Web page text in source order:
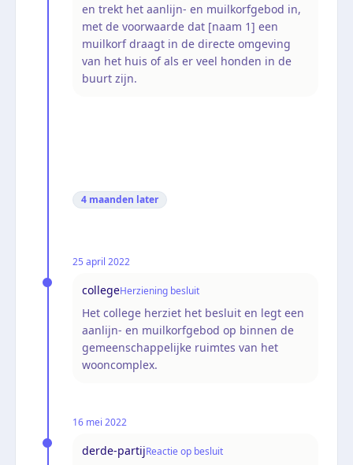
en trekt het aanlijn- en muilkorfgebod in,
met de voorwaarde dat [naam 1] een
muilkorf draagt in de directe omgeving
van het huis of als er veel honden in de
buurt zijn.
4 maanden later
25 april 2022
collegeHerziening besluit
Het college herziet het besluit en legt een
aanlijn- en muilkorfgebod op binnen de
gemeenschappelijke ruimtes van het
wooncomplex.
16 mei 2022
derde-partijReactie op besluit